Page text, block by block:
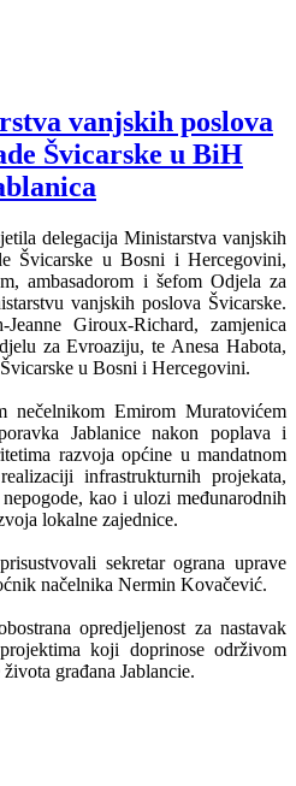
vanjskih poslova
Švicarske u BiH
delegacija Ministarstva vanjskih
Švicarske u Bosni i Hercegovini,
ambasadorom i šefom Odjela za
vanjskih poslova Švicarske.
Giroux-Richard, zamjenica
za Evroaziju, te Anesa Habota,
u Bosni i Hercegovini.
nečelnikom Emirom Muratovićem
Jablanice nakon poplava i
razvoja općine u mandatnom
infrastrukturnih projekata,
kao i ulozi međunarodnih
lokalne zajednice.
sekretar ograna uprave
načelnika Nermin Kovačević.
opredjeljenost za nastavak
koji doprinose održivom
građana Jablancie.